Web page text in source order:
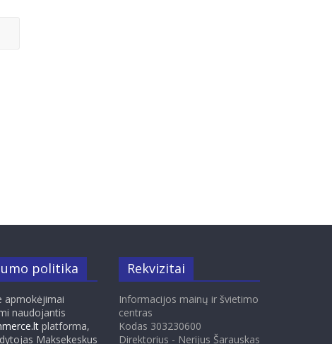
politika
apmokėjimai
naudojantis
platforma,
Maksekeskus
Rekvizitai
Informacijos mainų ir švietimo
centras
Kodas 303230600
Direktorius - Nerijus Šarauskas